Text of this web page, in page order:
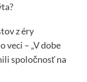
z éry
veci – „V dobe
spoločnosť na